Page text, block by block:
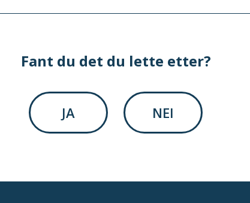
Fant du det du lette etter?
JA NEI